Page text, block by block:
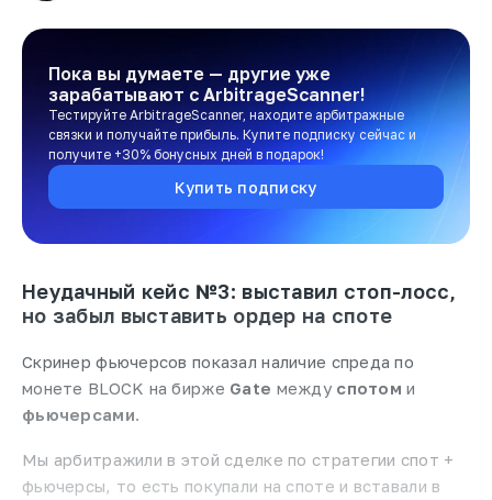
Пока вы думаете — другие уже
зарабатывают с ArbitrageScanner!
Тестируйте ArbitrageScanner, находите арбитражные
связки и получайте прибыль. Купите подписку сейчас и
получите +30% бонусных дней в подарок!
Купить подписку
Неудачный кейс №3: выставил стоп-лосс,
но забыл выставить ордер на споте
Скринер фьючерсов показал наличие спреда по
монете BLOCK на бирже Gate между спотом и
фьючерсами.
Мы арбитражили в этой сделке по стратегии спот +
фьючерсы, то есть покупали на споте и вставали в